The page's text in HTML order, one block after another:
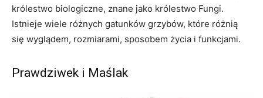
królestwo biologiczne, znane jako królestwo Fungi.
Istnieje wiele różnych gatunków grzybów, które różnią
się wyglądem, rozmiarami, sposobem życia i funkcjami.
Prawdziwek i Maślak